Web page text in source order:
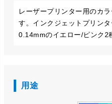
レーザープリンター用のカ
す。インクジェットプリンタ
0.14mmのイエロー/ピンク2
用途